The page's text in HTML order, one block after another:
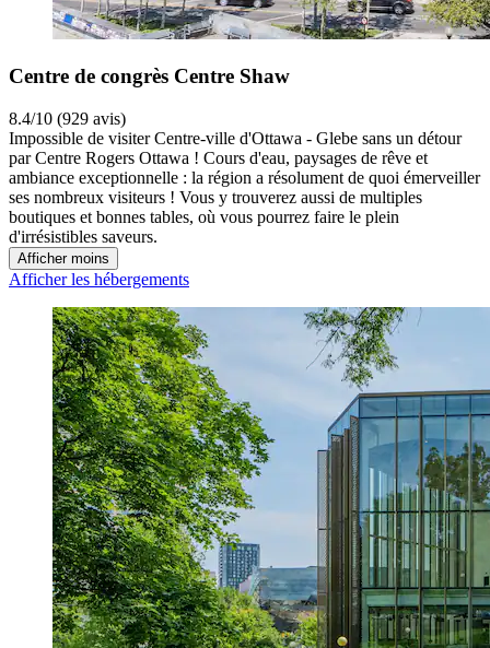
Centre de congrès Centre Shaw
8.4/10 (929 avis)
Impossible de visiter Centre-ville d'Ottawa - Glebe sans un détour
par Centre Rogers Ottawa ! Cours d'eau, paysages de rêve et
ambiance exceptionnelle : la région a résolument de quoi émerveiller
ses nombreux visiteurs ! Vous y trouverez aussi de multiples
boutiques et bonnes tables, où vous pourrez faire le plein
d'irrésistibles saveurs.
Afficher moins
Afficher les hébergements